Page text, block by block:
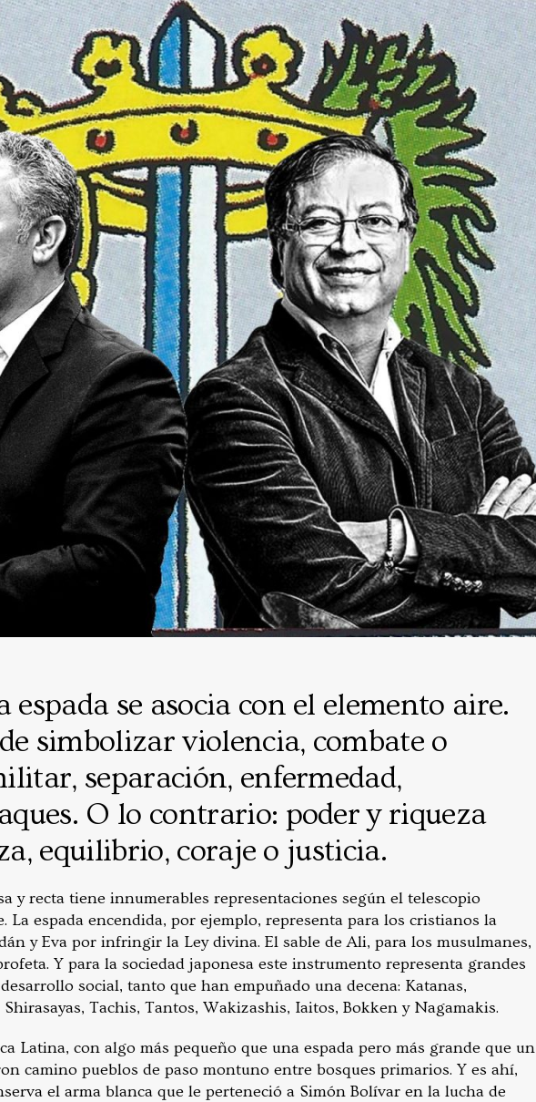
espada se asocia con el elemento aire.
simbolizar violencia, combate o
separación, enfermedad,
O lo contrario: poder y riqueza
equilibrio, coraje o justicia.
y recta tiene innumerables representaciones según el telescopio
La espada encendida, por ejemplo, representa para los cristianos la
y Eva por infringir la Ley divina. El sable de Ali, para los musulmanes,
Y para la sociedad japonesa este instrumento representa grandes
social, tanto que han empuñado una decena: Katanas,
Tachis, Tantos, Wakizashis, Iaitos, Bokken y Nagamakis.
Latina, con algo más pequeño que una espada pero más grande que un
camino pueblos de paso montuno entre bosques primarios. Y es ahí,
el arma blanca que le perteneció a Simón Bolívar en la lucha de